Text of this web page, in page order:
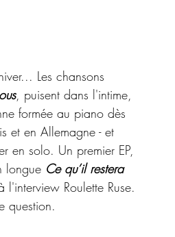
Les chansons
, puisent dans l'intime,
formée au piano dès
et en Allemagne - et
en solo. Un premier EP,
longue Ce qu’il restera
l'interview Roulette Ruse.
question.